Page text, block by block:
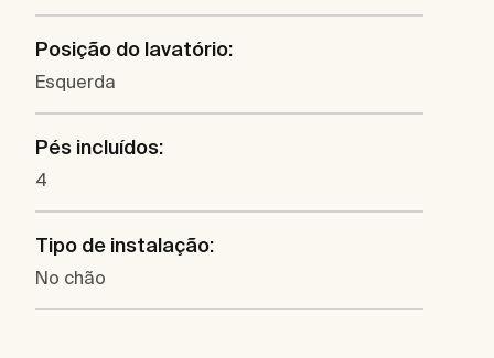
Posição do lavatório:
Esquerda
Pés incluídos:
4
Tipo de instalação:
No chão